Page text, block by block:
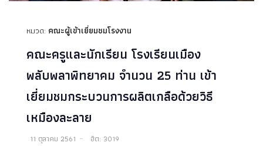
หมวด: คณะผู้เข้าเยี่ยมชมโรงงาน
คณะครูและนักเรียน โรงเรียนเมือง
พลับพลาพิทยาคม จำนวน 25 ท่าน เข้า
เยี่ยมชมกระบวนการผลิตเกลือด้วยวิธี
เหมืองละลาย
11 ตุลาคม 2561 ฮิต: 3019